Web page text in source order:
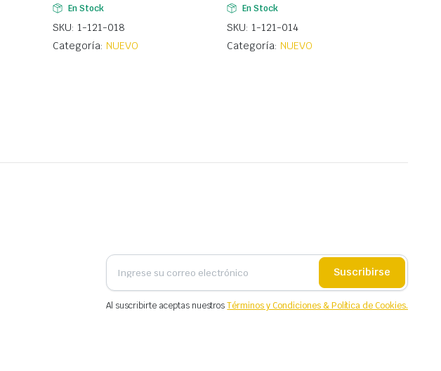
En Stock
SKU: 1-121-018
Categoría: NUEVO
En Stock
SKU: 1-121-014
Categoría: NUEVO
Suscribirse
Al suscribirte aceptas nuestrosTérminos y Condiciones & Política de Cookies.